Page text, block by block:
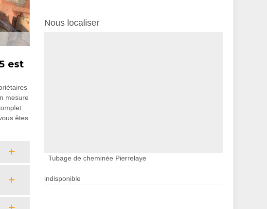
est
mesure
êtes
Nous localiser
Tubage de cheminée Pierrelaye
indisponible